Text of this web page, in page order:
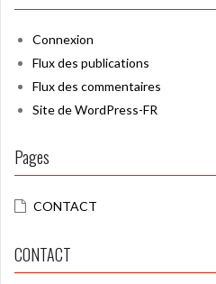
Connexion
Flux des publications
Flux des commentaires
Site de WordPress-FR
Pages
CONTACT
CONTACT